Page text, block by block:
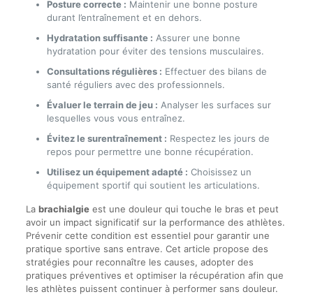
Posture correcte : Maintenir une bonne posture
durant l’entraînement et en dehors.
Hydratation suffisante : Assurer une bonne
hydratation pour éviter des tensions musculaires.
Consultations régulières : Effectuer des bilans de
santé réguliers avec des professionnels.
Évaluer le terrain de jeu : Analyser les surfaces sur
lesquelles vous vous entraînez.
Évitez le surentraînement : Respectez les jours de
repos pour permettre une bonne récupération.
Utilisez un équipement adapté : Choisissez un
équipement sportif qui soutient les articulations.
La brachialgieest une douleur qui touche le bras et peut
avoir un impact significatif sur la performance des athlètes.
Prévenir cette condition est essentiel pour garantir une
pratique sportive sans entrave. Cet article propose des
stratégies pour reconnaître les causes, adopter des
pratiques préventives et optimiser la récupération afin que
les athlètes puissent continuer à performer sans douleur.